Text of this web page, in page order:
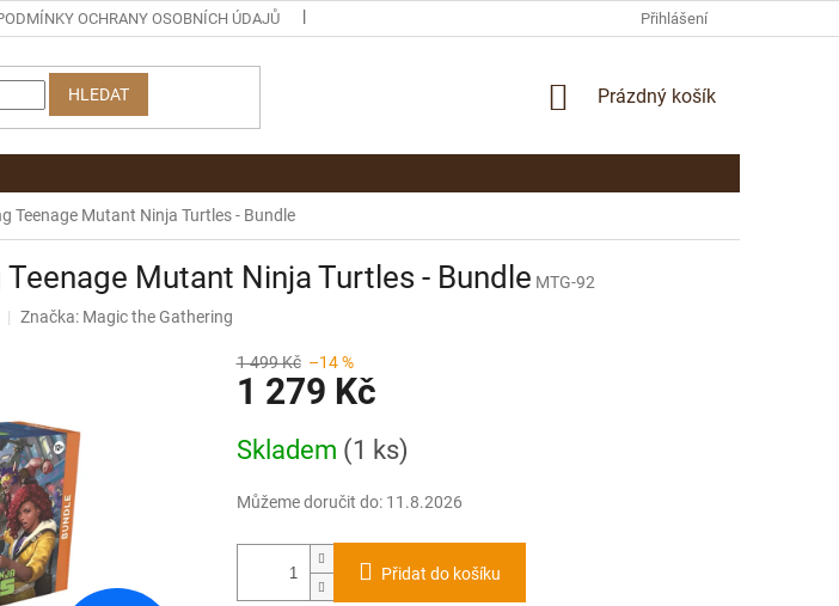
OCHRANY OSOBNÍCH ÚDAJŮ KONTAKTY
Přihlášení
HLEDAT
NÁKUPNÍ
Prázdný košík
Teenage Mutant Ninja Turtles - Bundle
Mutant Ninja Turtles - Bundle MTG-92
Značka: Magic the Gathering
1 499 Kč –14 %
1 279 Kč
cena:
Skladem (1 ks)
Můžeme doručit do: 11.8.2026
Přidat do košíku